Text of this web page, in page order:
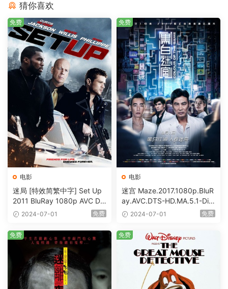
猜你喜欢
电影
迷局 [特效简繁中字] Set Up
2011 BluRay 1080p AVC DT
S-HD MA5.1-shhaclm@CHD
2024-07-01 免费
免费
电影
迷宫 Maze.2017.1080p.BluR
ay.AVC.DTS-HD.MA.5.1-DiY
@HDHome [BDISO 19.7GB]
2024-07-01 免费
免费
免费 免费